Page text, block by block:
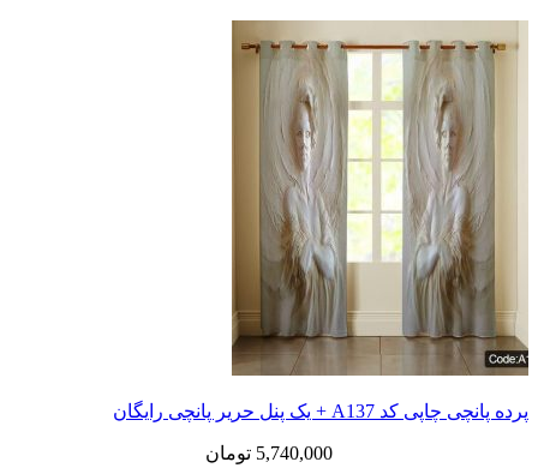
پرده پانچی چاپی کد A137 + یک پنل حریر پانچی رایگان
5,740,000 تومان